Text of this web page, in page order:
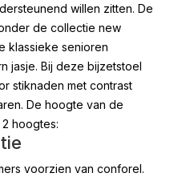
willen zitten. De
de collectie new
klassieke senioren
jasje. Bij deze bijzetstoel
stiknaden met contrast
De hoogte van de
hoogtes:
voorzien van conforel.